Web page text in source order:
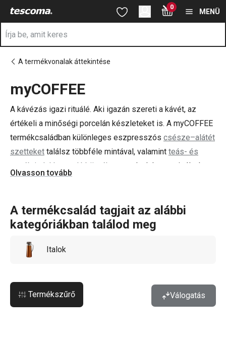
Ugrás a fő tartalomhoz
Ugrás a kereséshez
Ugrás a navigációhoz 0
MENÜ
A termékvonalak áttekintése
myCOFFEE
A kávézás igazi rituálé. Aki igazán szereti a kávét, az
értékeli a minőségi porcelán készleteket is. A myCOFFEE
termékcsaládban különleges eszpresszós csésze–alátét
szetteket találsz többféle mintával, valamint teás- és
egyéb italokhoz való bögréket
, amelyek harmonizálnak a
kávéskészletekkel. A csészék vékony falú „new bone”
magas ellenállóképességével tűnik ki. Vékony, könnyű és
mégis nagyon strapabíró. Ha ebben tálalod kedvenc
Olvasson tovább
A termékcsalád tagjait az alábbi
kategóriákban találod meg
Italok
Termékszűrő Válogatás